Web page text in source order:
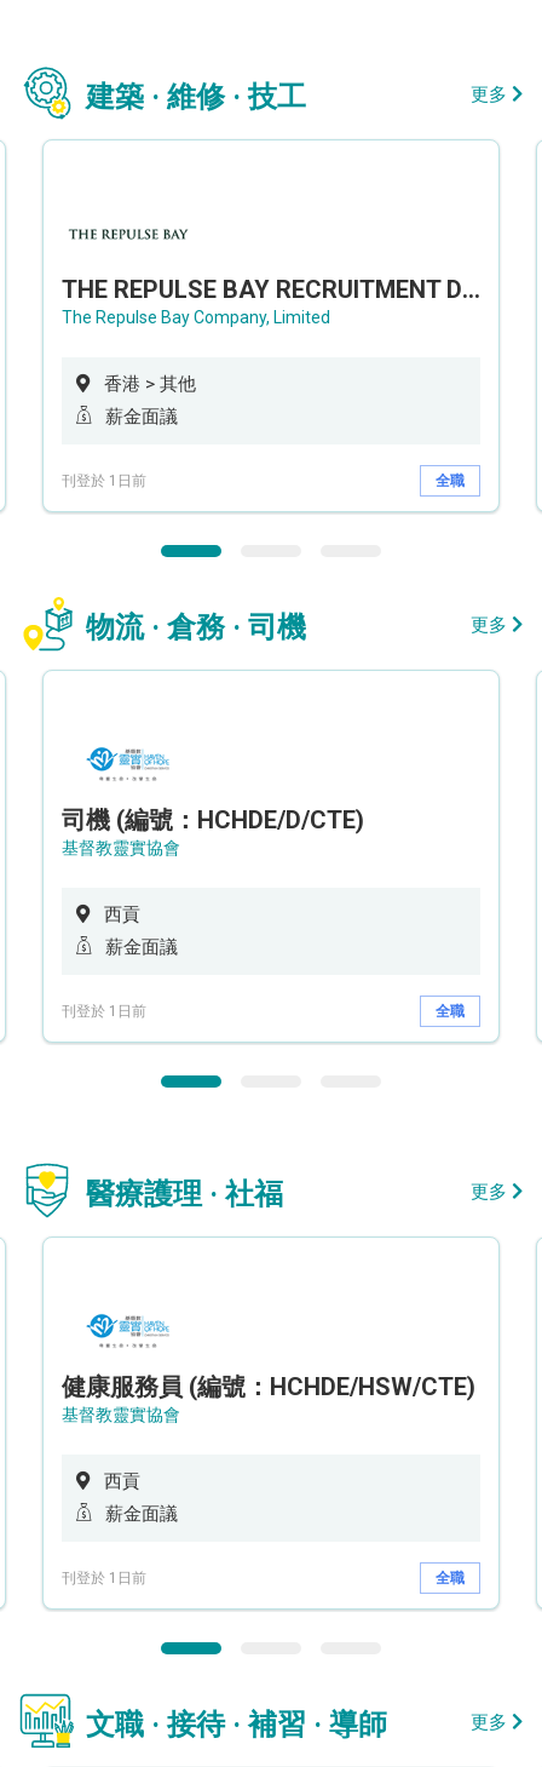
建築 · 維修 · 技工 更多
THE REPULSE BAY RECRUITMENT DAY 淺水灣影灣園人才招聘會
The Repulse Bay Company, Limited
香港 > 其他
薪金面議
刊登於 1日前 全職
物流 · 倉務 · 司機 更多
司機 (編號：HCHDE/D/CTE)
基督教靈實協會
西貢
薪金面議
刊登於 1日前 全職
醫療護理 · 社福 更多
健康服務員 (編號：HCHDE/HSW/CTE)
基督教靈實協會
西貢
薪金面議
刊登於 1日前 全職
文職 · 接待 · 補習 · 導師 更多